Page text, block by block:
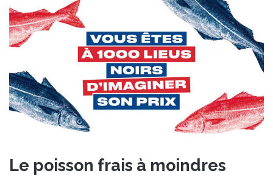
Le poisson frais à moindres